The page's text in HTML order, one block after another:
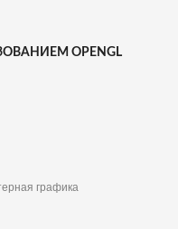
OPENGL
графика